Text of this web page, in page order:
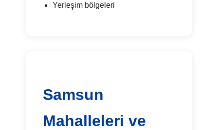
Yerleşim bölgeleri
Samsun
Mahalleleri ve